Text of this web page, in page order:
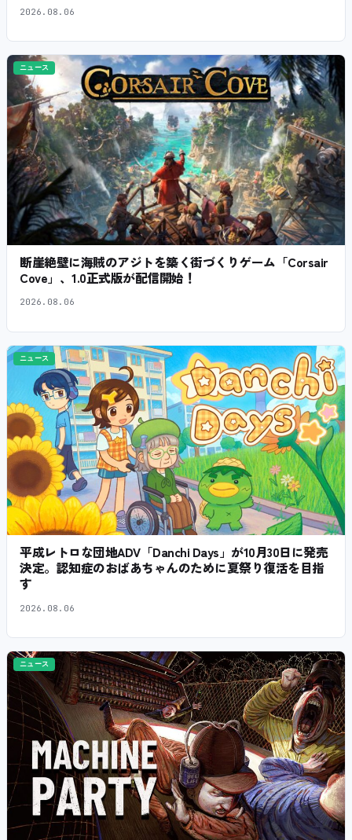
2026.08.06
ニュース
断崖絶壁に海賊のアジトを築く街づくりゲーム「Corsair
Cove」、1.0正式版が配信開始！
2026.08.06
ニュース
平成レトロな団地ADV「Danchi Days」が10月30日に発売
決定。認知症のおばあちゃんのために夏祭り復活を目指
す
2026.08.06
ニュース